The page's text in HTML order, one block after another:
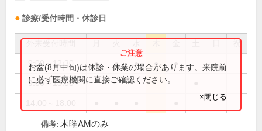
診療/受付時間・休診日
祝
9:00～12:30 ● ● ● ● ●
9:00～13:00
お盆(8月中旬)は休診・休業の場合があります。来院前
に必ず医療機関に直接ご確認ください。
×閉じる
備考: 木曜AMのみ